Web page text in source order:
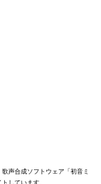
声合成ソフトウェア「初音ミ